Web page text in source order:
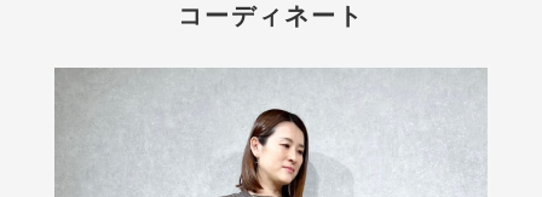
コーディネート